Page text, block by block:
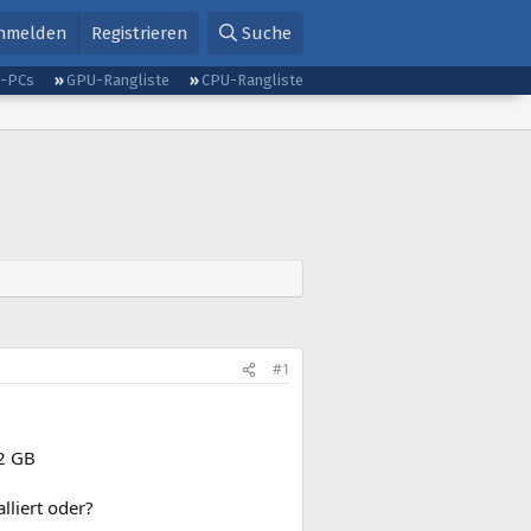
Registrieren Suche
PCs GPU-Rangliste CPU-Rangliste
#1
GB
oder?